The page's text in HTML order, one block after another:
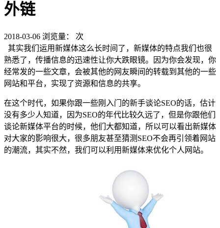
外链
2018-03-06 浏览量：
次
其实我们运用新媒体这么长时间了，新媒体的特点我们也很
熟悉了，传播信息的迅速性让你大跌眼镜。因为你会发现，你
经常发的一些文章，会被其他的网友瞬间的转载到其他的一些
网站和平台，实现了资源和信息的共享。
在这个时代，如果你跟一些刚入门的新手谈论SEO的话，估计
没有多少人知道，因为SEO的年代比较久远了，但是你跟他们
谈论新媒体平台的时候，他们大都知道，所以可以看出新媒体
对大家的影响很大，很多朋友甚至猜测SEO不会再引领着网站
的潮流，其实不然，我们可以利用新媒体来优化个人网站。